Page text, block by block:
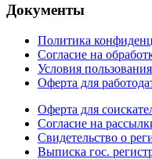
Документы
Политика
Согласие на
Условия
Оферта для
Оферта для
Согласие на
Свидетельство о
Выписка гос.